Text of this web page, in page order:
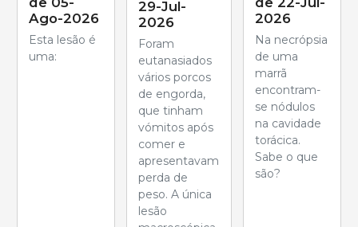
Ago-2026
Esta lesão é
uma:
29-Jul-
2026
Foram
eutanasiados
vários porcos
de engorda,
que tinham
vómitos após
comer e
apresentavam
perda de
peso. A única
lesão
2026
Na necrópsia
de uma
marrã
encontram-
se nódulos
na cavidade
torácica.
Sabe o que
são?